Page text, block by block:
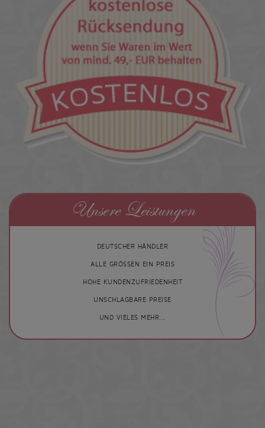
Unsere Leistungen
DEUTSCHER HÄNDLER
ALLE GRÖSSEN EIN PREIS
HOHE KUNDENZUFRIEDENHEIT
UNSCHLAGBARE PREISE
UND VIELES MEHR...